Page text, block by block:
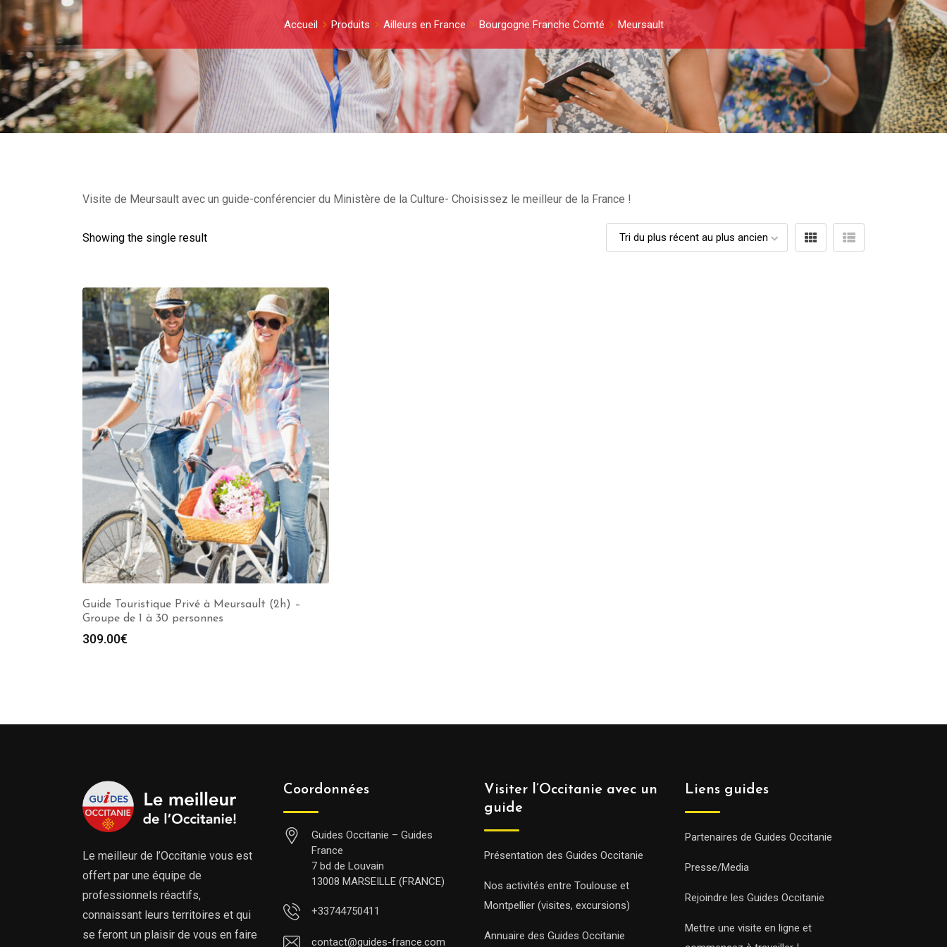
Accueil Produits Ailleurs en France Bourgogne Franche Comté Meursault
Visite de Meursault avec un guide-conférencier du Ministère de la Culture- Choisissez le meilleur de la France !
Showing the single result
Guide Touristique Privé à Meursault (2h) –
Groupe de 1 à 30 personnes
309.00€
Le meilleur de l’Occitanie vous est
offert par une équipe de
professionnels réactifs,
connaissant leurs territoires et qui
se feront un plaisir de vous en faire
Coordonnées
Guides Occitanie – Guides
France
7 bd de Louvain
13008 MARSEILLE (FRANCE)
+33744750411
contact@guides-france.com
Visiter l’Occitanie avec un
guide
Présentation des Guides Occitanie
Nos activités entre Toulouse et
Montpellier (visites, excursions)
Annuaire des Guides Occitanie
Liens guides
Partenaires de Guides Occitanie
Presse/Media
Rejoindre les Guides Occitanie
Mettre une visite en ligne et